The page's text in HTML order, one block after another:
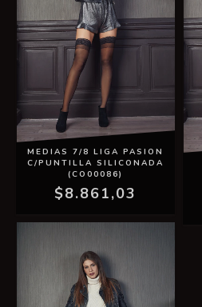
MEDIAS 7/8 LIGA PASION
C/PUNTILLA SILICONADA
(CO00086)
$8.861,03